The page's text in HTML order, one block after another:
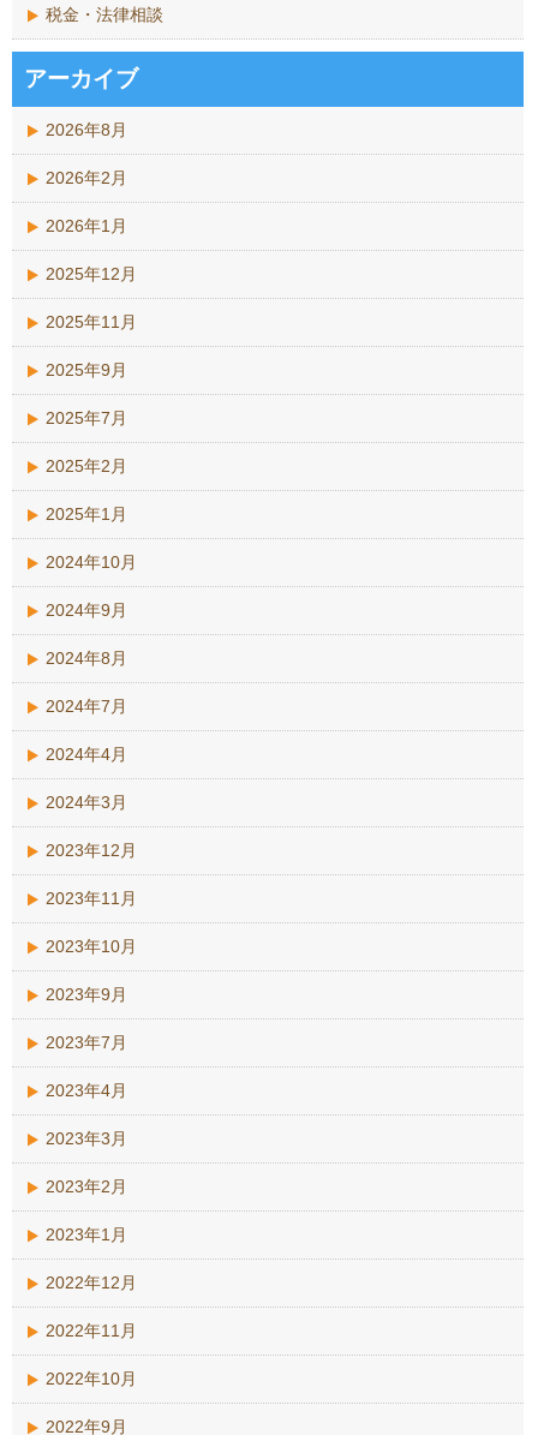
税金・法律相談
アーカイブ
2026年8月
2026年2月
2026年1月
2025年12月
2025年11月
2025年9月
2025年7月
2025年2月
2025年1月
2024年10月
2024年9月
2024年8月
2024年7月
2024年4月
2024年3月
2023年12月
2023年11月
2023年10月
2023年9月
2023年7月
2023年4月
2023年3月
2023年2月
2023年1月
2022年12月
2022年11月
2022年10月
2022年9月